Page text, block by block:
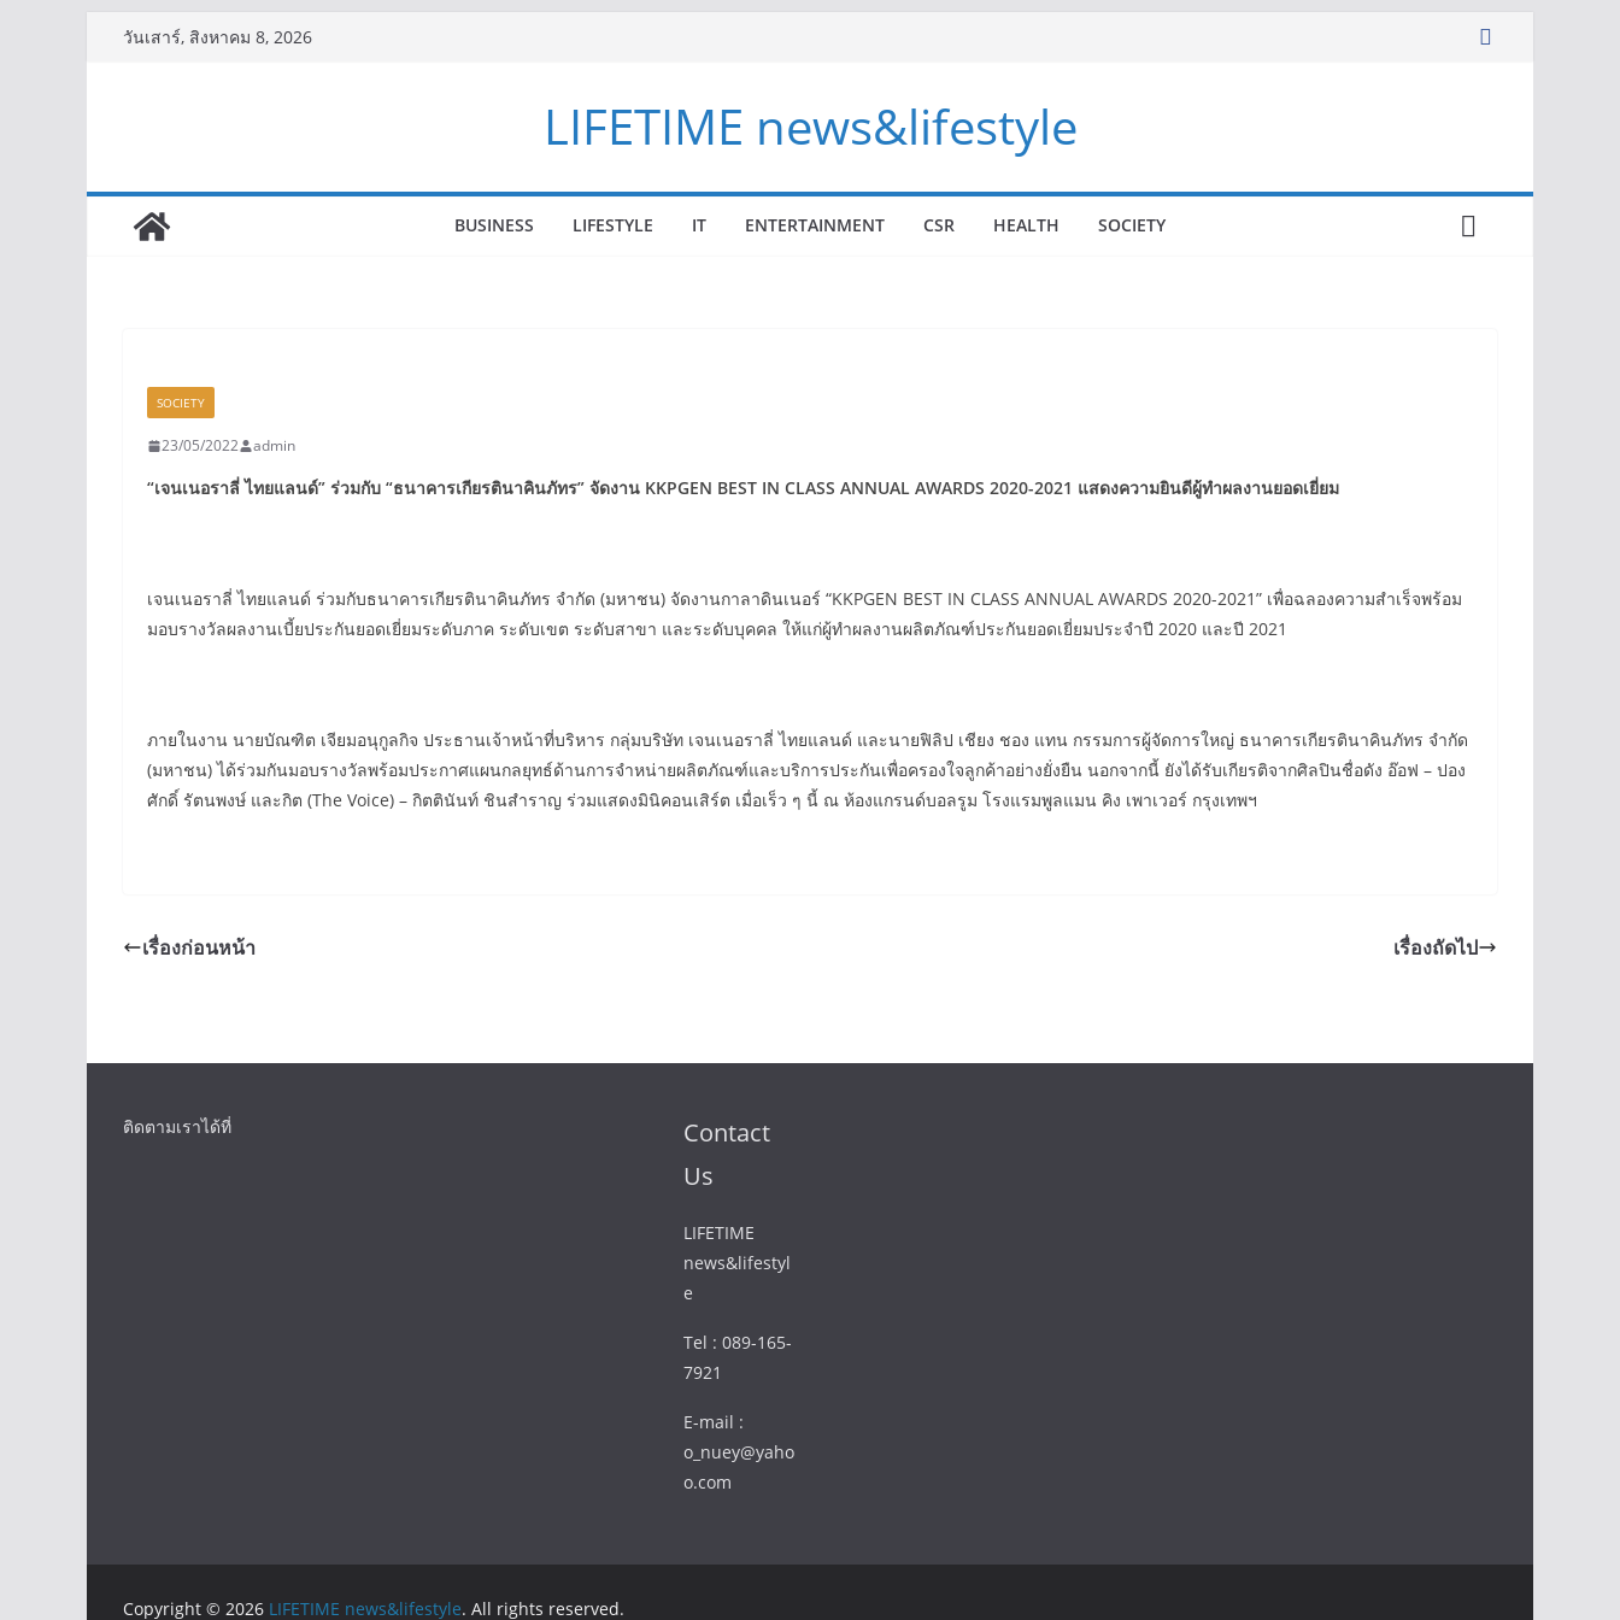
วันเสาร์, สิงหาคม 8, 2026
LIFETIME news&lifestyle
BUSINESS LIFESTYLE IT ENTERTAINMENT CSR HEALTH SOCIETY
SOCIETY
23/05/2022 admin
“เจนเนอราลี่ ไทยแลนด์” ร่วมกับ “ธนาคารเกียรตินาคินภัทร” จัดงาน KKPGEN BEST IN CLASS ANNUAL AWARDS 2020-2021 แสดงความยินดีผู้ทำผลงานยอดเยี่ยม
เจนเนอราลี่ ไทยแลนด์ ร่วมกับธนาคารเกียรตินาคินภัทร จำกัด (มหาชน) จัดงานกาลาดินเนอร์ “KKPGEN BEST IN CLASS ANNUAL AWARDS 2020-2021” เพื่อฉลองความสำเร็จพร้อม
มอบรางวัลผลงานเบี้ยประกันยอดเยี่ยมระดับภาค ระดับเขต ระดับสาขา และระดับบุคคล ให้แก่ผู้ทำผลงานผลิตภัณฑ์ประกันยอดเยี่ยมประจำปี 2020 และปี 2021
ภายในงาน นายบัณฑิต เจียมอนุกูลกิจ ประธานเจ้าหน้าที่บริหาร กลุ่มบริษัท เจนเนอราลี่ ไทยแลนด์ และนายฟิลิป เชียง ชอง แทน กรรมการผู้จัดการใหญ่ ธนาคารเกียรตินาคินภัทร จำกัด
(มหาชน) ได้ร่วมกันมอบรางวัลพร้อมประกาศแผนกลยุทธ์ด้านการจำหน่ายผลิตภัณฑ์และบริการประกันเพื่อครองใจลูกค้าอย่างยั่งยืน นอกจากนี้ ยังได้รับเกียรติจากศิลปินชื่อดัง อ๊อฟ – ปอง
ศักดิ์ รัตนพงษ์ และกิต (The Voice) – กิตตินันท์ ชินสำราญ ร่วมแสดงมินิคอนเสิร์ต เมื่อเร็ว ๆ นี้ ณ ห้องแกรนด์บอลรูม โรงแรมพูลแมน คิง เพาเวอร์ กรุงเทพฯ
เรื่องก่อนหน้า เรื่องถัดไป
ติดตามเราได้ที่
Contact
Us
LIFETIME
news&lifestyl
e
Tel : 089-165-
7921
E-mail :
o_nuey@yaho
o.com
Copyright © 2026 LIFETIME news&lifestyle. All rights reserved.